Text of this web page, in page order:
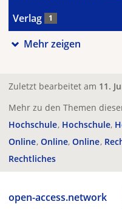
Verlag 1
Mehr zeigen
Zuletzt bearbeitet am 11.
Mehr zu den Themen
Hochschule Hochschule
Online Online Online
Rechtliches
open-access.network